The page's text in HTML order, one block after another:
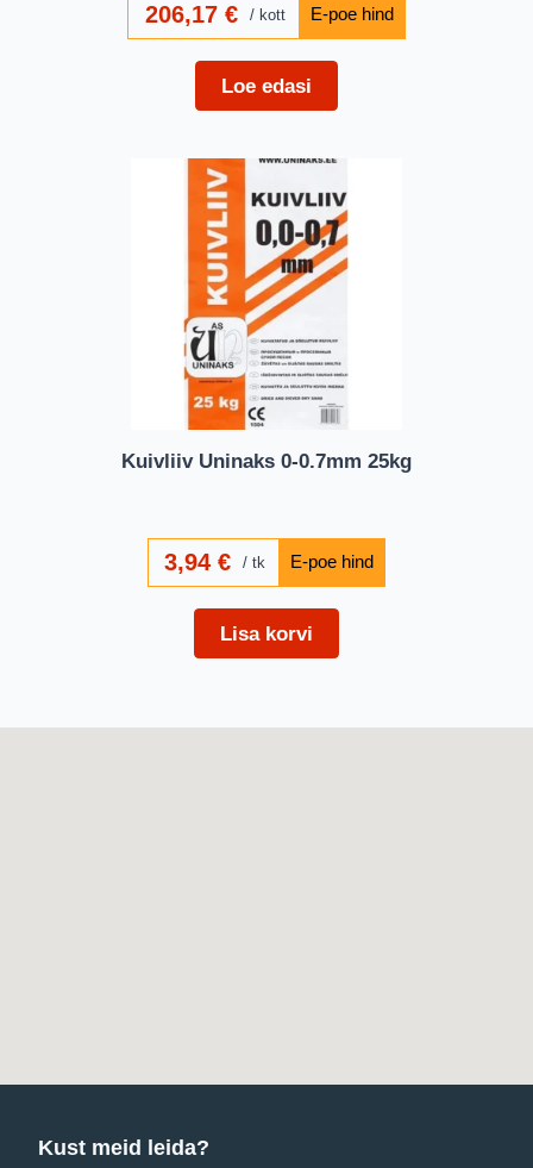
206,17 € kott
Loe edasi
Kuivliiv Uninaks 0-0.7mm 25kg
3,94€ tk
Lisa korvi
Kust meid leida?